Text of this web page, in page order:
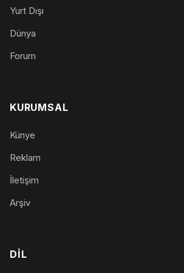
Yurt Dışı
Dünya
Forum
KURUMSAL
Künye
Reklam
İletişim
Arşiv
DIL